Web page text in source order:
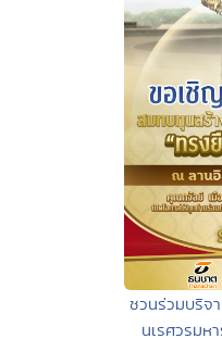
ชวนร่วมบริจ
นเรศวรมห